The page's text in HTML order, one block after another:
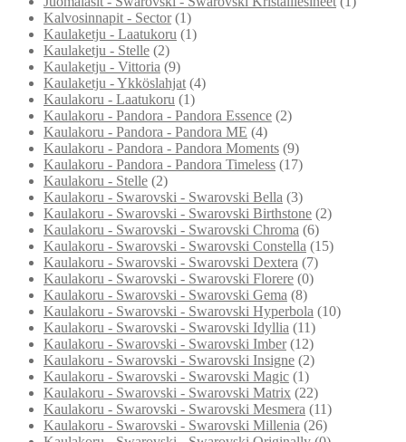
Kalvosinnapit - Sector (1)
Kaulaketju - Laatukoru (1)
Kaulaketju - Stelle (2)
Kaulaketju - Vittoria (9)
Kaulaketju - Ykköslahjat (4)
Kaulakoru - Laatukoru (1)
Kaulakoru - Pandora - Pandora Essence (2)
Kaulakoru - Pandora - Pandora ME (4)
Kaulakoru - Pandora - Pandora Moments (9)
Kaulakoru - Pandora - Pandora Timeless (17)
Kaulakoru - Stelle (2)
Kaulakoru - Swarovski - Swarovski Bella (3)
Kaulakoru - Swarovski - Swarovski Birthstone (2)
Kaulakoru - Swarovski - Swarovski Chroma (6)
Kaulakoru - Swarovski - Swarovski Constella (15)
Kaulakoru - Swarovski - Swarovski Dextera (7)
Kaulakoru - Swarovski - Swarovski Florere (0)
Kaulakoru - Swarovski - Swarovski Gema (8)
Kaulakoru - Swarovski - Swarovski Hyperbola (10)
Kaulakoru - Swarovski - Swarovski Idyllia (11)
Kaulakoru - Swarovski - Swarovski Imber (12)
Kaulakoru - Swarovski - Swarovski Insigne (2)
Kaulakoru - Swarovski - Swarovski Magic (1)
Kaulakoru - Swarovski - Swarovski Matrix (22)
Kaulakoru - Swarovski - Swarovski Mesmera (11)
Kaulakoru - Swarovski - Swarovski Millenia (26)